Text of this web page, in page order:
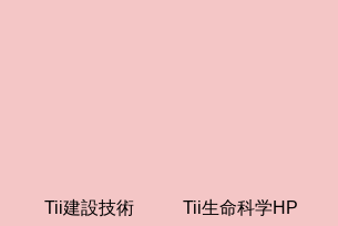
Tii建設技術 Tii生命科学HP